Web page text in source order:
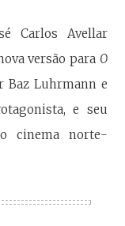
Carlos Avellar
versão para O
Baz Luhrmann e
e seu
cinema norte-